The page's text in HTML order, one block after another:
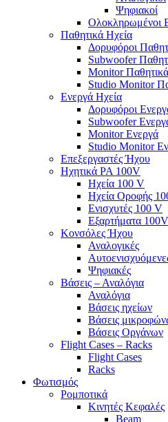
Ψηφιακοί
Ολοκληρωμένοι
Παθητικά Ηχεία
Δορυφόροι
Subwoofer
Monitor Παθητικά
Studio Monitor
Ενεργά Ηχεία
Δορυφόροι
Subwoofer
Monitor Ενεργά
Studio Monitor
Επεξεργαστές Ήχου
Ηχητικά PA 100V
Ηχεία 100 V
Ηχεία Οροφής
Ενισχυτές 100 V
Εξαρτήματα 100V
Κονσόλες Ήχου
Αναλογικές
Ψηφιακές
Βάσεις – Αναλόγια
Αναλόγια
Βάσεις ηχείων
Βάσεις
Βάσεις Οργάνων
Flight Cases – Racks
Flight Cases
Racks
Φωτισμός
Ρομποτικά
Κινητές Κεφαλές
Beam